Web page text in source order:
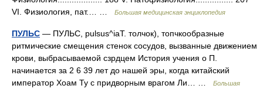
VІ. Физиология, пат.… …
Большая медицинская энциклопедия
ПУЛЬС — ПУЛЬС, pulsus^iaT. толчок), топчкообразные
ритмические смещения стенок сосудов, вызванные движением
крови, выбрасываемой сзрдцем История учения о П.
начинается за 2 6 39 лет до нашей эры, когда китайский
император Хоам Ту с придворным врагом Ли… …
Большая